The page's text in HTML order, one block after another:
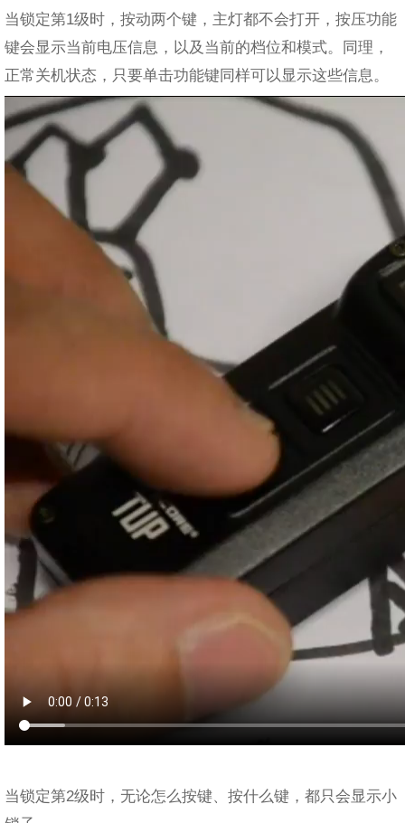
当锁定第1级时，按动两个键，主灯都不会打开，按压功能
键会显示当前电压信息，以及当前的档位和模式。同理，
正常关机状态，只要单击功能键同样可以显示这些信息。
当锁定第2级时，无论怎么按键、按什么键，都只会显示小